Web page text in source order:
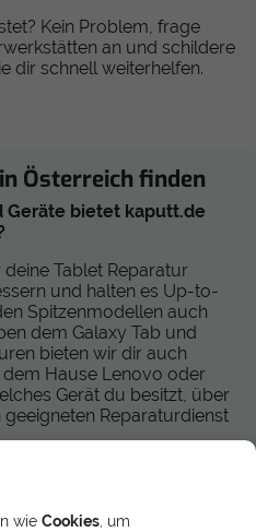
wie Cookies , um
Kein Problem, frage
an und schildere
dir schnell weiterhelfen.
Österreich finden
Geräte bietet kaputt.de
Tablet Reparatur
und halten es Up-to-
Spitzenmodellen auch
dem Galaxy Tab und
bieten wir dir auch
Hause Lenovo oder
Gerät du besitzt, über
Reparaturdienst
eine große Zahl
Reparatur-Dienstleister
kompetente Tablet